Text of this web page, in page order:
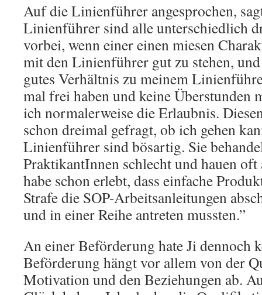
Auf die Linienführer angesprochen,
Linienführer sind alle unterschiedlich
vorbei, wenn einer einen miesen
mit den Linienführer gut zu stehen,
gutes Verhältnis zu meinem
mal frei haben und keine Überstunden
ich normalerweise die Erlaubnis.
schon dreimal gefragt, ob ich gehen
Linienführer sind bösartig. Sie
PraktikantInnen schlecht und hauen
habe schon erlebt, dass einfache
Strafe die SOP-Arbeitsanleitungen
und in einer Reihe antreten mussten.”
An einer Beförderung hate Ji dennoch
Beförderung hängt vor allem von der
Motivation und den Beziehungen ab.